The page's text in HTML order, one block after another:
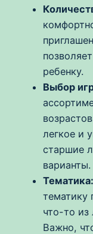
ребенку.
Выбор
легкое и
старшие
варианты.
Тематика:
тематику
что-то
Важно,